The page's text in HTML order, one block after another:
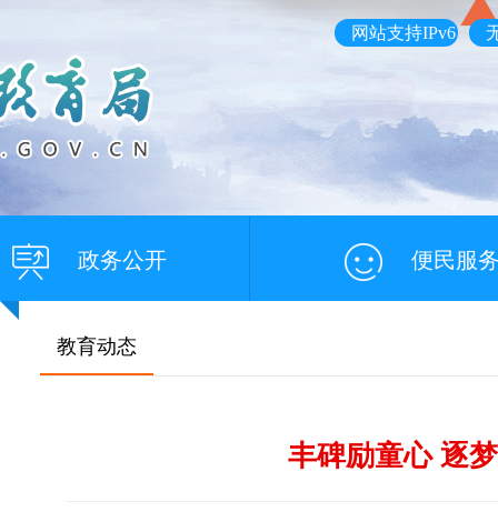
网站支持IPv6
政务公开 便民服
教育动态
丰碑励童心 逐